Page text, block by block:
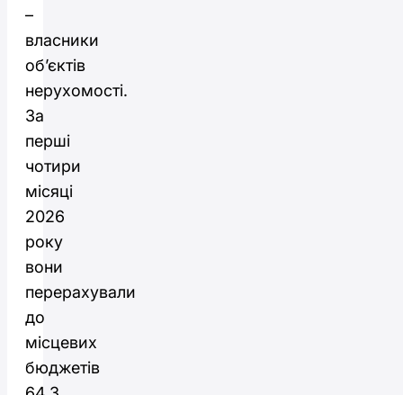
–
власники
об’єктів
нерухомості.
За
перші
чотири
місяці
2026
року
вони
перерахували
до
місцевих
бюджетів